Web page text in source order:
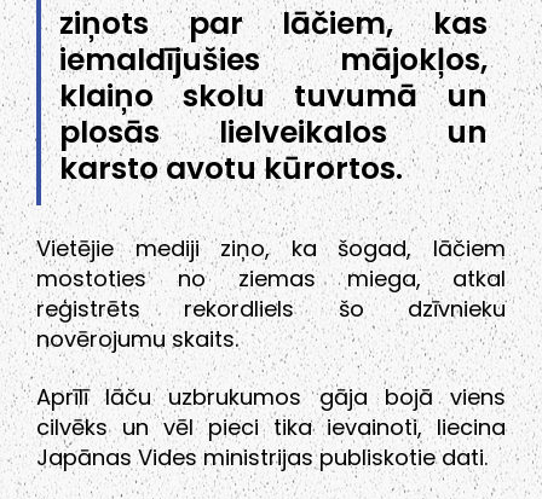
ziņots par lāčiem, kas
iemaldījušies mājokļos,
klaiņo skolu tuvumā un
plosās lielveikalos un
karsto avotu kūrortos.
Vietējie mediji ziņo, ka šogad, lāčiem
mostoties no ziemas miega, atkal
reģistrēts rekordliels šo dzīvnieku
novērojumu skaits.
Aprīlī lāču uzbrukumos gāja bojā viens
cilvēks un vēl pieci tika ievainoti, liecina
Japānas Vides ministrijas publiskotie dati.